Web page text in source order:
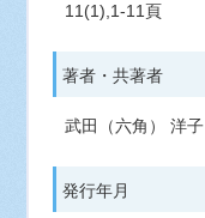
11(1),1-11頁
著者・共著者
武田（六角） 洋子
発行年月